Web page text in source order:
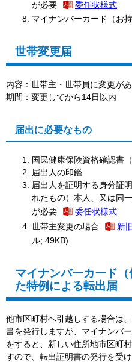
が必要
委任状様式
マイナンバーカード（お
世帯変更届
内容：世帯主・世帯員に変更が
期間：変更してから14日以内
届出に必要なもの
国民健康保険資格確認書
届出人の印鑑
届出人を証明する身分証
れたもの） 本人、又は同
が必要
委任状様式
世帯主変更の場合
新
ル; 49KB)
マイナンバーカード
た特例による転出届
他市区町村へ引越しする場合は
書を発行しますが、マイナンバ
をすると、新しい住所地市区町
すので、転出証明書の発行を受